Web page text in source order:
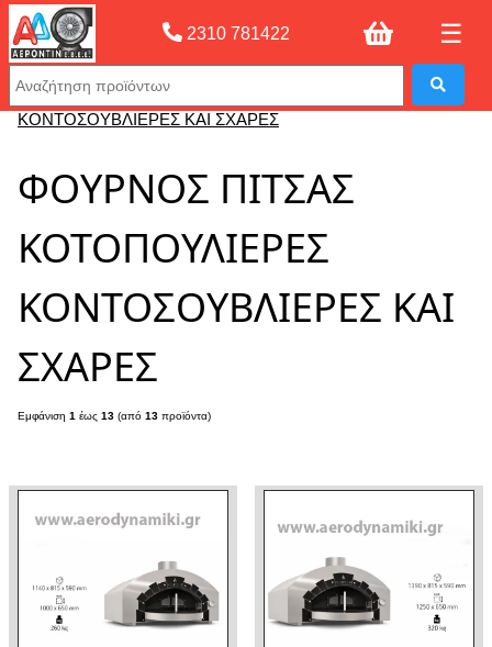
Αρχική σελίδας»ΦΟΥΡΝΟΣ ΠΙΤΣΑΣ ΚΟΤΟΠΟΥΛΙΕΡΕΣ
ΚΟΝΤΟΣΟΥΒΛΙΕΡΕΣ ΚΑΙ ΣΧΑΡΕΣ
2310 781422 ☰
ΦΟΥΡΝΟΣ ΠΙΤΣΑΣ
ΚΟΤΟΠΟΥΛΙΕΡΕΣ
ΚΟΝΤΟΣΟΥΒΛΙΕΡΕΣ ΚΑΙ
ΣΧΑΡΕΣ
Εμφάνιση 1 έως 13 (από 13 προϊόντα)